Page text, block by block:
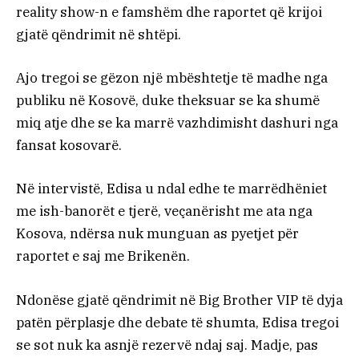
reality show-n e famshëm dhe raportet që krijoi
gjatë qëndrimit në shtëpi.
Ajo tregoi se gëzon një mbështetje të madhe nga
publiku në Kosovë, duke theksuar se ka shumë
miq atje dhe se ka marrë vazhdimisht dashuri nga
fansat kosovarë.
Në intervistë, Edisa u ndal edhe te marrëdhëniet
me ish-banorët e tjerë, veçanërisht me ata nga
Kosova, ndërsa nuk munguan as pyetjet për
raportet e saj me Brikenën.
Ndonëse gjatë qëndrimit në Big Brother VIP të dyja
patën përplasje dhe debate të shumta, Edisa tregoi
se sot nuk ka asnjë rezervë ndaj saj. Madje, pas